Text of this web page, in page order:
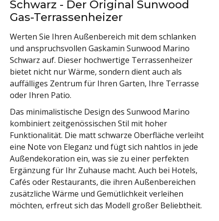
Schwarz - Der Original Sunwood
Gas-Terrassenheizer
Werten Sie Ihren Außenbereich mit dem schlanken
und anspruchsvollen Gaskamin Sunwood Marino
Schwarz auf. Dieser hochwertige Terrassenheizer
bietet nicht nur Wärme, sondern dient auch als
auffälliges Zentrum für Ihren Garten, Ihre Terrasse
oder Ihren Patio.
Das minimalistische Design des Sunwood Marino
kombiniert zeitgenössischen Stil mit hoher
Funktionalität. Die matt schwarze Oberfläche verleiht
eine Note von Eleganz und fügt sich nahtlos in jede
Außendekoration ein, was sie zu einer perfekten
Ergänzung für Ihr Zuhause macht. Auch bei Hotels,
Cafés oder Restaurants, die ihren Außenbereichen
zusätzliche Wärme und Gemütlichkeit verleihen
möchten, erfreut sich das Modell großer Beliebtheit.